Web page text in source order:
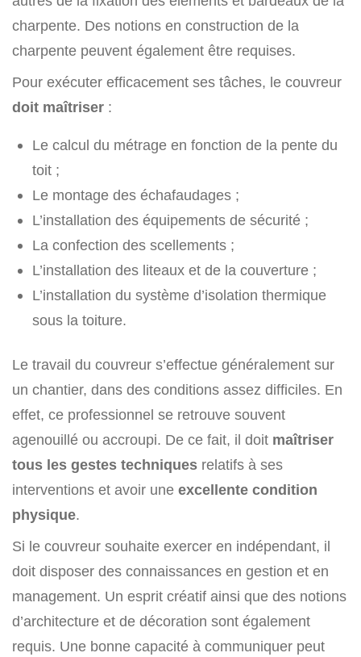
charpente. Des notions en construction de la
charpente peuvent également être requises.
Pour exécuter efficacement ses tâches, le couvreur
doit maîtriser :
Le calcul du métrage en fonction de la pente du
toit ;
Le montage des échafaudages ;
L’installation des équipements de sécurité ;
La confection des scellements ;
L’installation des liteaux et de la couverture ;
L’installation du système d’isolation thermique
sous la toiture.
Le travail du couvreur s’effectue généralement sur
un chantier, dans des conditions assez difficiles. En
effet, ce professionnel se retrouve souvent
agenouillé ou accroupi. De ce fait, il doit maîtriser
tous les gestes techniques relatifs à ses
interventions et avoir une excellente condition
physique.
Si le couvreur souhaite exercer en indépendant, il
doit disposer des connaissances en gestion et en
management. Un esprit créatif ainsi que des notions
d’architecture et de décoration sont également
requis. Une bonne capacité à communiquer peut